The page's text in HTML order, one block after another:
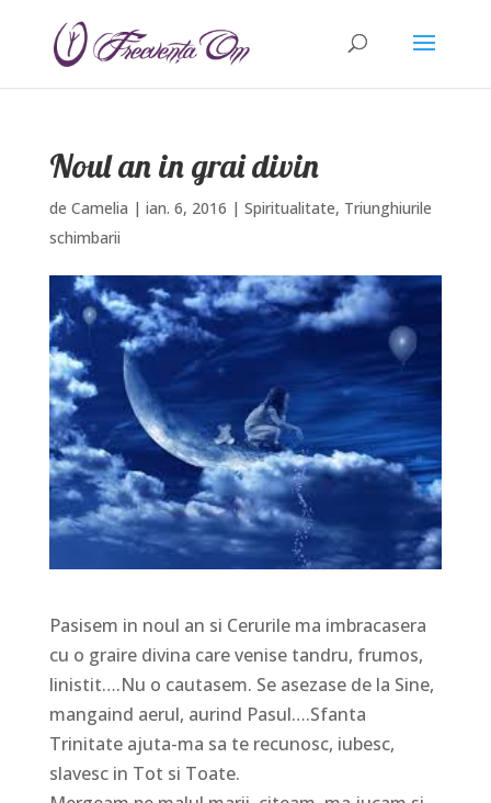
Noul an in grai divin
de Camelia | ian. 6, 2016 | Spiritualitate, Triunghiurile
schimbarii
Pasisem in noul an si Cerurile ma imbracasera
cu o graire divina care venise tandru, frumos,
linistit….Nu o cautasem. Se asezase de la Sine,
mangaind aerul, aurind Pasul….Sfanta
Trinitate ajuta-ma sa te recunosc, iubesc,
slavesc in Tot si Toate.